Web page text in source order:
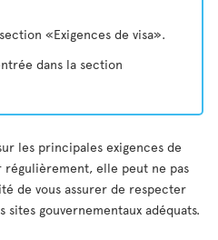
«Exigences de visa».
dans la section
les principales exigences de
régulièrement, elle peut ne pas
de vous assurer de respecter
gouvernementaux adéquats.